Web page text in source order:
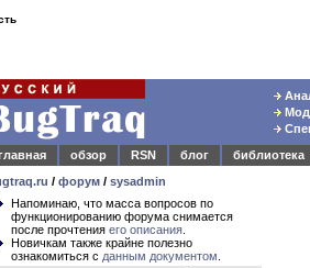
обзор RSN блог
библиотека
/ форум / sysadmin
Напоминаю, что масса вопросов по
функционированию форума снимается
после прочтения его описания
Новичкам также крайне полезно
ознакомиться с данным документом